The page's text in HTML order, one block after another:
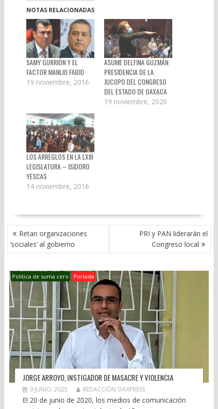
NOTAS RELACIONADAS
SAMY GURRIÓN Y EL
FACTOR MANLIO FABIO
19 noviembre, 2016
ASUME DELFINA GUZMÁN
PRESIDENCIA DE LA
JUCOPO DEL CONGRESO
DEL ESTADO DE OAXACA
19 noviembre, 2020
LOS ARREGLOS EN LA LXIII
LEGISLATURA – ISIDORO
YESCAS
14 noviembre, 2016
NAVEGACIÓN
DE
ENTRADAS
Retan organizaciones
‘sociales’ al gobierno
PRI y PAN liderarán el
Congreso local
Politica de suma cero Portada
JORGE ARROYO, INSTIGADOR DE MASACRE Y VIOLENCIA
9 JUNIO, 2025 REDACCIÓN OAXPRESS
El 20 de junio de 2020, los medios de comunicación